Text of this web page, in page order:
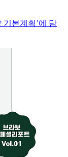
기본계획’에 담